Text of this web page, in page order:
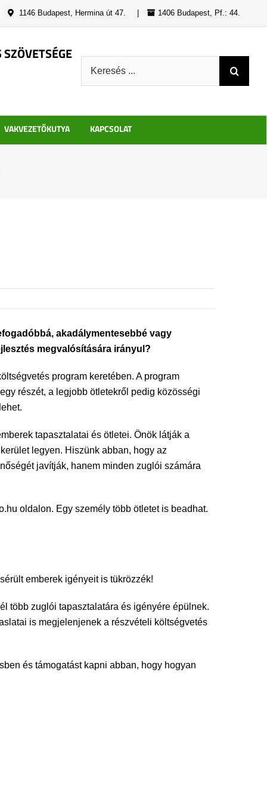
1146 Budapest, Hermina út 47. 1406 Budapest, Pf.: 44.
VAKVEZETŐKUTYA KAPCSOLAT
akadálymentesebbé vagy
megvalósítására irányul?
program keretében. A program
részét, a legjobb ötletekről pedig közösségi
tapasztalatai és ötletei. Önök látják a
legyen. Hiszünk abban, hogy az
javítják, hanem minden zuglói számára
oldalon. Egy személy több ötletet is beadhat.
emberek igényeit is tükrözzék!
több zuglói tapasztalatára és igényére épülnek.
is megjelenjenek a részvételi költségvetés
és támogatást kapni abban, hogy hogyan